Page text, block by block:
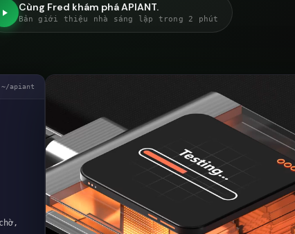
Cùng Fred khám phá APIANT.
Bản giới thiệu nhà sáng lập trong 2 phút
~/apiant